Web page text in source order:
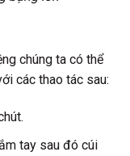
chúng ta có thể
các thao tác sau:
tay sau đó cúi